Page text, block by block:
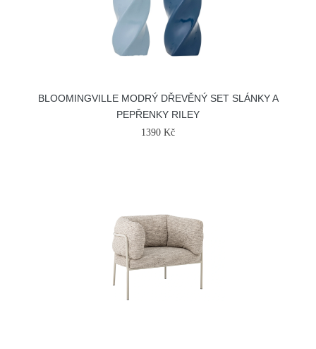
BLOOMINGVILLE MODRÝ DŘEVĚNÝ SET SLÁNKY A
PEPŘENKY RILEY
1390 Kč